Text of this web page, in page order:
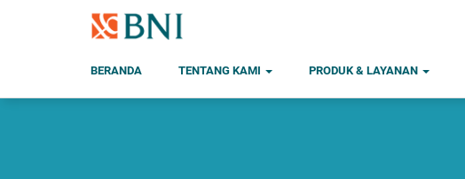
BERANDA TENTANG KAMI PRODUK & LAYANAN